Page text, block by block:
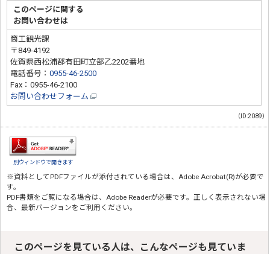
このページに関する
お問い合わせは
商工観光課
〒849-4192
佐賀県西松浦郡有田町立部乙2202番地
電話番号：0955-46-2500
Fax：0955-46-2100
お問い合わせフォーム
（ID:2089）
別ウィンドウで開きます
※資料としてPDFファイルが添付されている場合は、 Adobe Acrobat(R)が必要で
す。
PDF書類をご覧になる場合は、 Adobe Readerが必要です。正しく表示されない場
合、最新バージョンをご利用ください。
このページを見ている人は、こんなページも見ていま